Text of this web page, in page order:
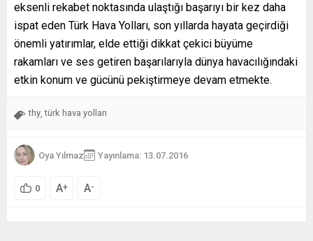
eksenli rekabet noktasında ulaştığı başarıyı bir kez daha
ispat eden Türk Hava Yolları, son yıllarda hayata geçirdiği
önemli yatırımlar, elde ettiği dikkat çekici büyüme
rakamları ve ses getiren başarılarıyla dünya havacılığındaki
etkin konum ve gücünü pekiştirmeye devam etmekte.
thy,türk hava yolları
Oya Yılmaz Yayınlama: 13.07.2016
0 A+ A-